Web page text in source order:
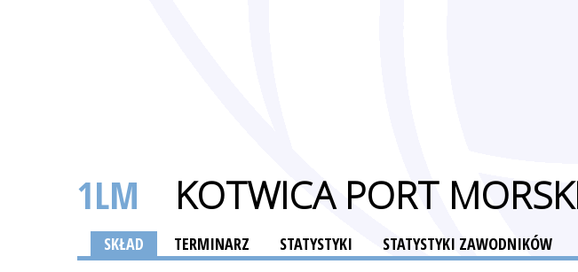
1LM KOTWICA PORT
SKŁAD TERMINARZ STATYSTYKI STATYSTYKI ZAWODNIKÓW